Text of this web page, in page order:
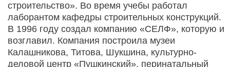
строительство». Во время учебы работал
лаборантом кафедры строительных конструкций.
В 1996 году создал компанию «СЕЛФ», которую и
возглавил. Компания построила музеи
Калашникова, Титова, Шукшина, культурно-
деловой центр «Пушкинский», перинатальный